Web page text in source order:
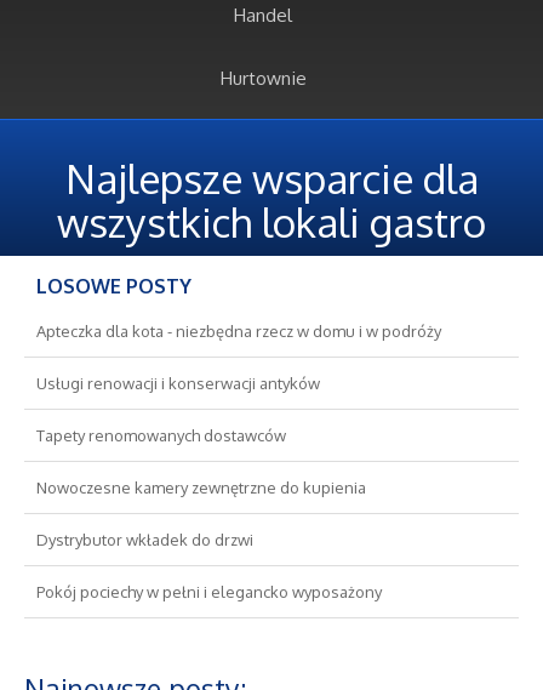
Handel
Hurtownie
Oferty Pracy
Ekologia
Banki, Przelewy, Waluty, Kantory
Wykończenia
Projektowanie
Remonty, Elektryk, Hydraulik
Najlepsze wsparcie dla
wszystkich lokali gastro
LOSOWE POSTY
Apteczka dla kota - niezbędna rzecz w domu i w podróży
Usługi renowacji i konserwacji antyków
Tapety renomowanych dostawców
Nowoczesne kamery zewnętrzne do kupienia
Dystrybutor wkładek do drzwi
Pokój pociechy w pełni i elegancko wyposażony